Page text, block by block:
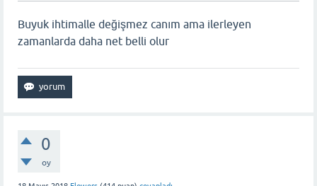
Buyuk ihtimalle değişmez canım ama ilerleyen
zamanlarda daha net belli olur
0
oy